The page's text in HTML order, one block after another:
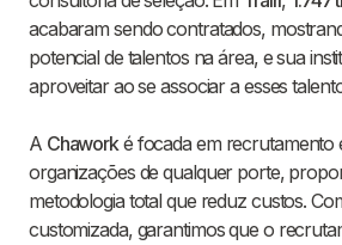
acabaram sendo contratados,
potencial de talentos na área, e sua
aproveitar ao se associar a esses
A Chaworké focada em recrutamento
organizações de qualquer porte,
metodologia total que reduz custos.
customizada, garantimos que o